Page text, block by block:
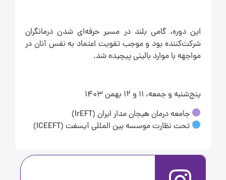
این دوره، گامی بلند در مسیر حرفه‌ای شدن درمانگران
شرکت‌کننده بود و موجب تقویت اعتماد به نفس آنان در
مواجهه با موارد بالینی پیچیده شد.
پنج‌شنبه و جمعه، ۱۱ و ۱۲ بهمن ۱۴۰۳
جامعه درمان هیجان مدار ایران (IrEFT)
تحت نظارت موسسه بین المللی آیسفت (ICEEFT)